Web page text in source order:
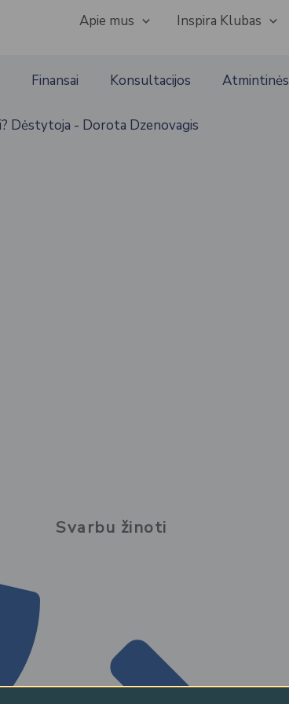
Apie mus Inspira Klubas
Finansai Konsultacijos Atmintinės
Svarbu žinoti